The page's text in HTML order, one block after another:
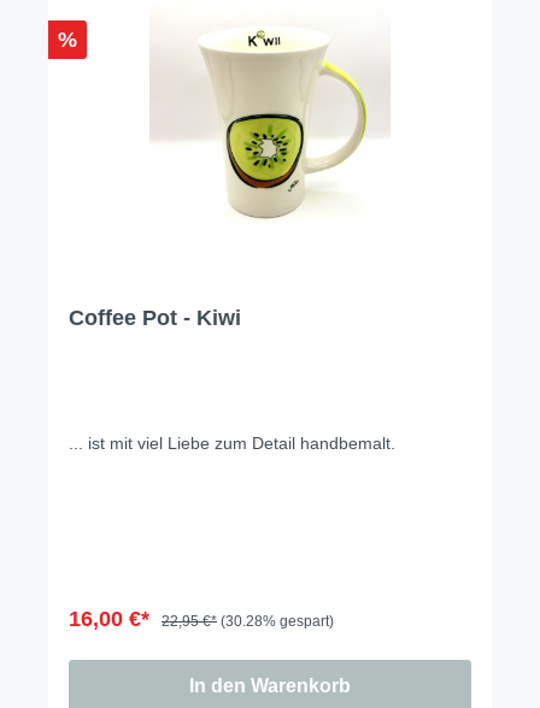
%
Coffee Pot - Kiwi
... ist mit viel Liebe zum Detail handbemalt.
16,00 €* 22,95 €* (30.28% gespart)
In den Warenkorb